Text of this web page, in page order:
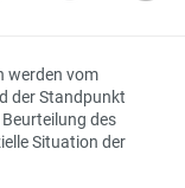
werden vom
der Standpunkt
des
Situation der